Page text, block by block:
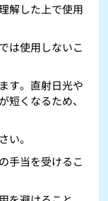
解した上で使用
は使用しないこ
す。直射日光や
短くなるため、
い。
手当を受けるこ